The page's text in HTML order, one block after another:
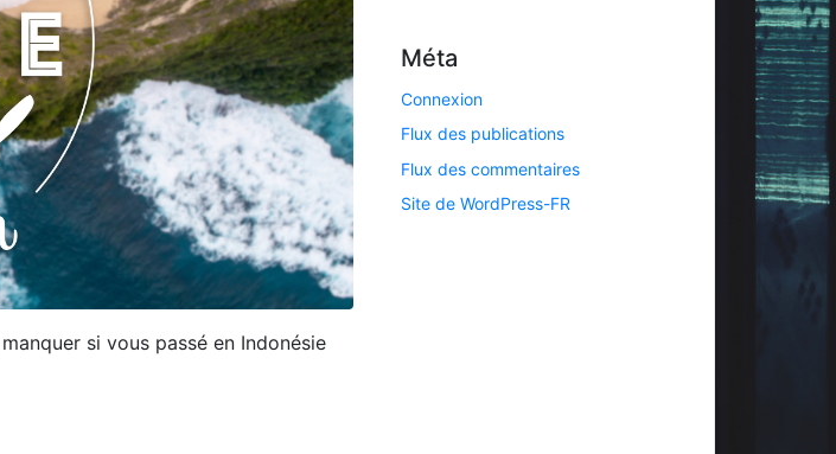
si vous passé en Indonésie
Méta
Connexion
Flux des publications
Flux des commentaires
Site de WordPress-FR